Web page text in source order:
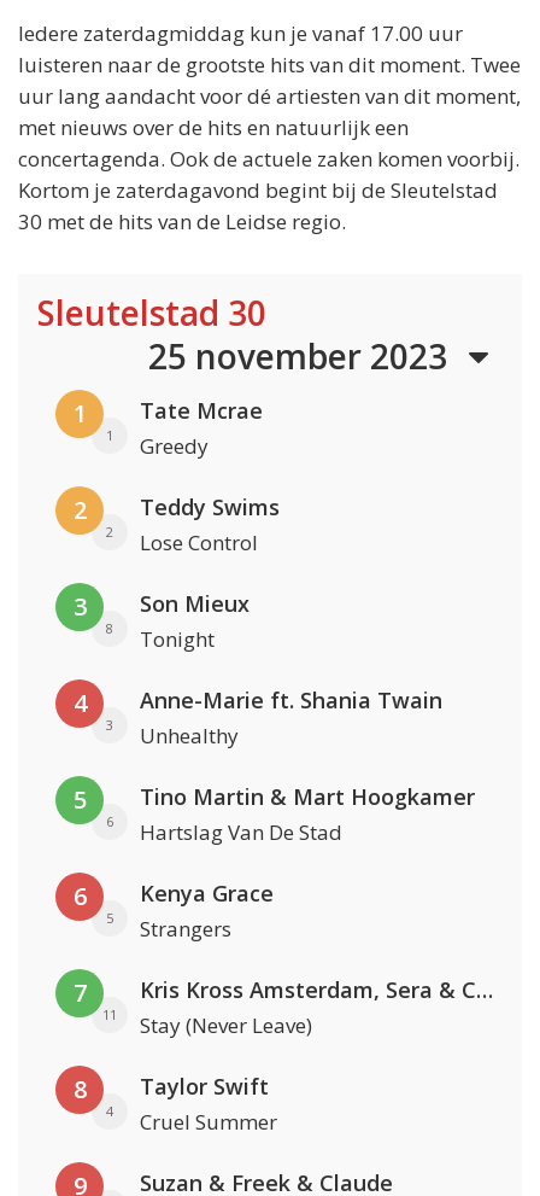
Iedere zaterdagmiddag kun je vanaf 17.00 uur
luisteren naar de grootste hits van dit moment. Twee
uur lang aandacht voor dé artiesten van dit moment,
met nieuws over de hits en natuurlijk een
concertagenda. Ook de actuele zaken komen voorbij.
Kortom je zaterdagavond begint bij de Sleutelstad
30 met de hits van de Leidse regio.
Sleutelstad 30
25 november 2023
1
1
Tate Mcrae
Greedy
2
2
Teddy Swims
Lose Control
3
8
Son Mieux
Tonight
4
3
Anne-Marie ft. Shania Twain
Unhealthy
5
6
Tino Martin & Mart Hoogkamer
Hartslag Van De Stad
6
5
Kenya Grace
Strangers
7
11
Kris Kross Amsterdam, Sera & Conor Maynard
Stay (Never Leave)
8
4
Taylor Swift
Cruel Summer
9 Suzan & Freek & Claude